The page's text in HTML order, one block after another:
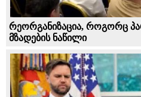
რეორგანიზაცია, როგორც
მზადების ნაწილი